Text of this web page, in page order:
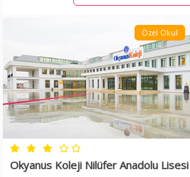
Özel Okul
Okyanus Koleji Nilüfer Anadolu Lisesi